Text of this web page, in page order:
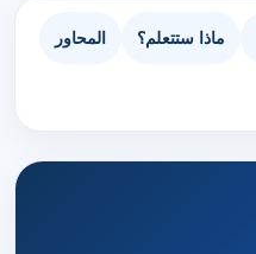
ماذا ستتعلم؟ المحاور